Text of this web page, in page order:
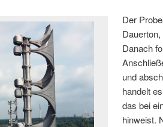
Der
Danach
und
handelt
das bei
hinweist.